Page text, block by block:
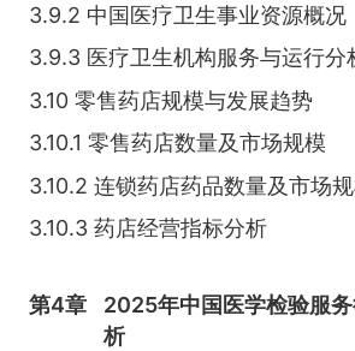
3.9.2 中国医疗卫生事业资源概况
3.9.3 医疗卫生机构服务与运行分
3.10 零售药店规模与发展趋势
3.10.1 零售药店数量及市场规模
3.10.2 连锁药店药品数量及市场
3.10.3 药店经营指标分析
第4章
2025年中国医学检验服
析